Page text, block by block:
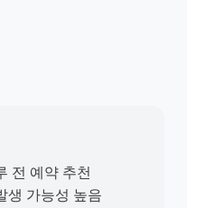
전 예약 추천
생 가능성 높음